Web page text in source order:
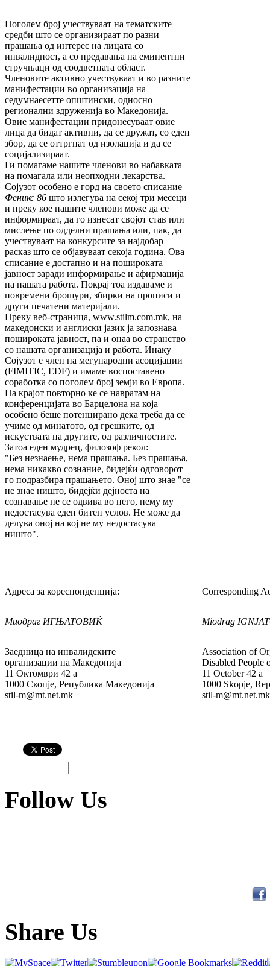
Поголем број учествуваат на тематските
средби што се организираат по разни
прашања од интерес на лицата со
инвалидност, а со предавања на еминентни
стручњаци од соодветната област.
Членовите активно учествуваат и во разните
манифестации во организација на
седумнаесетте општински, односно
регионални здруженија во Македонија.
Овие манифестации придонесуваат овие
лица да бидат активни, да се дружат, со еден
збор, да се оттргнат од изолација и да се
социјализираат.
Ги помагаме нашите членови во набавката
на помагала или неопходни лекарства.
Сојузот особено е горд на своето списание
Феникс 86 што излегува на секој три месеци
и преку кое нашите членови може да се
информираат, да го изнесат својот став или
мислење по одделни прашања или, пак, да
учествуваат на конкурсите за најдобар
расказ што се објавуваат секоја година. Ова
списание е достапно и на пошироката
јавност заради информирање и афирмација
на нашата работа. Покрај тоа издаваме и
повремени брошури, збирки на прописи и
други печатени материјали.
Преку веб-страница, www.stilm.com.mk, на
македонски и англиски јазик ја запознава
пошироката јавност, па и онаа во странство
со нашата организација и работа. Инаку
Сојузот е член на мегународни асоцијации
(FIMITIC, EDF) и имаме воспоставено
соработка со поголем број земји во Европа.
На крајот повторно ке се навратам на
конференцијата во Барцелона на која
особено беше потенцирано дека треба да се
учиме од минатото, од грешките, од
искуствата на другите, од различностите.
Затоа еден мудрец, филозоф рекол:
"Без незнаење, нема прашања. Без прашања,
нема никакво сознание, бидејќи одговорот
го подразбира прашањето. Оној што знае "сe
не знае ништо, бидејќи дејноста на
сознавање не се одвива во него, нему му
недостасува еден битен услов. Не може да
делува оној на кој не му недостасува
ништо".
Адреса за кореспонденција: Corresponding
Миодраг ИГЊАТОВИЌ Miodrag
Заедница на инвалидските
организации на Македонија
11 Октомври 42 а
1000 Скопје, Република Македонија
stil-m@mt.net.mk
Association of
Disabled People
11 October 42 a
1000 Skopje,
stil-m@mt.net.mk
Follow Us
Share Us